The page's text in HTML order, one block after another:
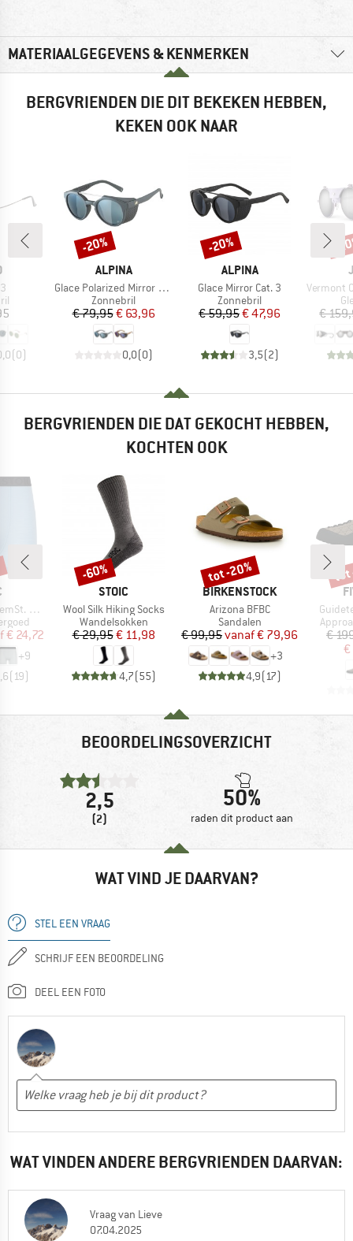
MATERIAALGEGEVENS & KENMERKEN
BERGVRIENDEN DIE DIT BEKEKEN HEBBEN,
KEKEN OOK NAAR
(0)
MERK
ALPINA
Artikel
Glace Polarized Mirror Cat. 3
Productgroep
Zonnebril
Prijs
€ 79,95Verlaagde prijs
€ 63,96
0,0(0)
Korting
-20%
MERK
ALPINA
Artikel
Glace Mirror Cat. 3
Productgroep
Zonnebril
Prijs
€ 59,95Verlaagde prijs
€ 47,96
3,5(2)
Korting
-20%
Artikel
Vermont
€
-
BERGVRIENDEN DIE DAT GEKOCHT HEBBEN,
KOCHTEN OOK
Boxer
prijs
€ 24,72
+9
(19)
MERK
STOIC
Artikel
Wool Silk Hiking Socks
Productgroep
Wandelsokken
Prijs
€ 29,95Verlaagde prijs
€ 11,98
4,7(55)
Korting
-60%
MERK
BIRKENSTOCK
Artikel
Arizona BFBC
Productgroep
Sandalen
Prijs
€ 99,95 Verlaagde prijs
vanaf€ 79,96
+3
4,9(17)
Korting
tot -20%
Artikel
€
€
BEOORDELINGSOVERZICHT
2,5
(2)
50%
raden dit product aan
WAT VIND JE DAARVAN?
STEL EEN VRAAG
SCHRIJF EEN BEOORDELING
DEEL EEN FOTO
WAT VINDEN ANDERE BERGVRIENDEN DAARVAN:
Vraagvan Lieve
07.04.2025